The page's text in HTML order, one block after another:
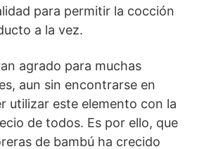
para permitir la cocción
a la vez.
agrado para muchas
aun sin encontrarse en
utilizar este elemento con la
de todos. Es por ello, que
de bambú ha crecido